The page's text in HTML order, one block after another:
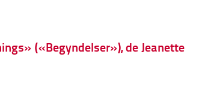
(«Begyndelser»), de Jeanette